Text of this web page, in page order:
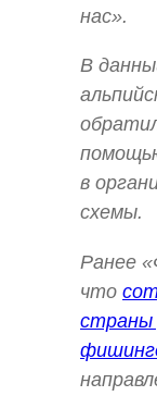
нас».
В
в
схемы.
Ранее
что
страны